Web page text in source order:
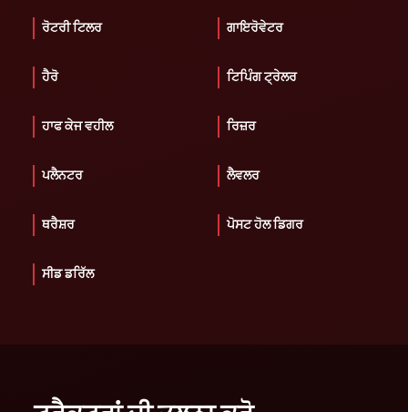
ਰੋਟਰੀ ਟਿਲਰ ਗਾਇਰੋਵੇਟਰ
ਹੈਰੋ ਟਿਪਿੰਗ ਟ੍ਰੇਲਰ
ਹਾਫ ਕੇਜ ਵਹੀਲ ਰਿਜ਼ਰ
ਪਲੈਨਟਰ ਲੈਵਲਰ
ਥਰੈਸ਼ਰ ਪੋਸਟ ਹੋਲ ਡਿਗਰ
ਸੀਡ ਡਰਿੱਲ